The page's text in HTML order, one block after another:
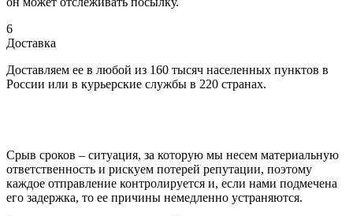
6
Доставка
Доставляем ее в любой из 160 тысяч населенных пунктов в
России или в курьерские службы в 220 странах.
Срыв сроков – ситуация, за которую мы несем материальную
ответственность и рискуем потерей репутации, поэтому
каждое отправление контролируется и, если нами подмечена
его задержка, то ее причины немедленно устраняются.